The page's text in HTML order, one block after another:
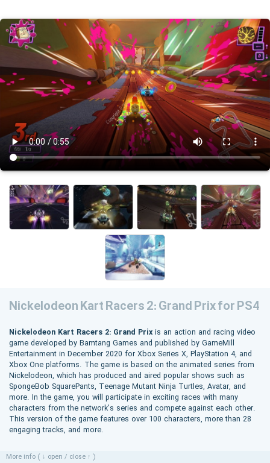
Nickelodeon Kart Racers 2: Grand Prix for PS4
Nickelodeon Kart Racers 2: Grand Prix is an action and racing video
game developed by Bamtang Games and published by GameMill
Entertainment in December 2020 for Xbox Series X, PlayStation 4, and
Xbox One platforms. The game is based on the animated series from
Nickelodeon, which has produced and aired popular shows such as
SpongeBob SquarePants, Teenage Mutant Ninja Turtles, Avatar, and
more. In the game, you will participate in exciting races with many
characters from the network’s series and compete against each other.
This version of the game features over 100 characters, more than 28
engaging tracks, and more.
More info ( ↓ open / close ↑ )